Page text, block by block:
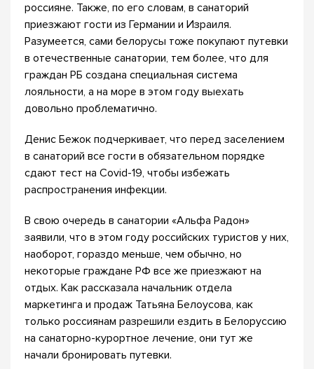
россияне. Также, по его словам, в санаторий
приезжают гости из Германии и Израиля.
Разумеется, сами белорусы тоже покупают путевки
в отечественные санатории, тем более, что для
граждан РБ создана специальная система
лояльности, а на море в этом году выехать
довольно проблематично.
Денис Бежок подчеркивает, что перед заселением
в санаторий все гости в обязательном порядке
сдают тест на Covid-19, чтобы избежать
распространения инфекции.
В свою очередь в санатории «Альфа Радон»
заявили, что в этом году российских туристов у них,
наоборот, гораздо меньше, чем обычно, но
некоторые граждане РФ все же приезжают на
отдых. Как рассказала начальник отдела
маркетинга и продаж Татьяна Белоусова, как
только россиянам разрешили ездить в Белоруссию
на санаторно-курортное лечение, они тут же
начали бронировать путевки.